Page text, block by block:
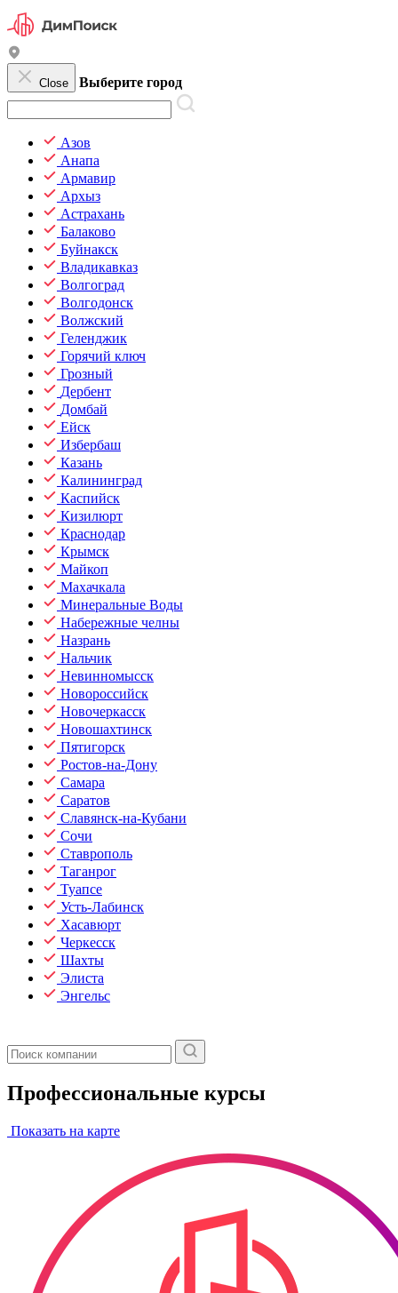
Close Выберите город
Азов
Анапа
Армавир
Архыз
Астрахань
Балаково
Буйнакск
Владикавказ
Волгоград
Волгодонск
Волжский
Геленджик
Горячий ключ
Грозный
Дербент
Домбай
Ейск
Избербаш
Казань
Калининград
Каспийск
Кизилюрт
Краснодар
Крымск
Майкоп
Махачкала
Минеральные Воды
Набережные челны
Назрань
Нальчик
Невинномысск
Новороссийск
Новочеркасск
Новошахтинск
Пятигорск
Ростов-на-Дону
Самара
Саратов
Славянск-на-Кубани
Сочи
Ставрополь
Таганрог
Туапсе
Усть-Лабинск
Хасавюрт
Черкесск
Шахты
Элиста
Энгельс
Профессиональные курсы
Показать на карте